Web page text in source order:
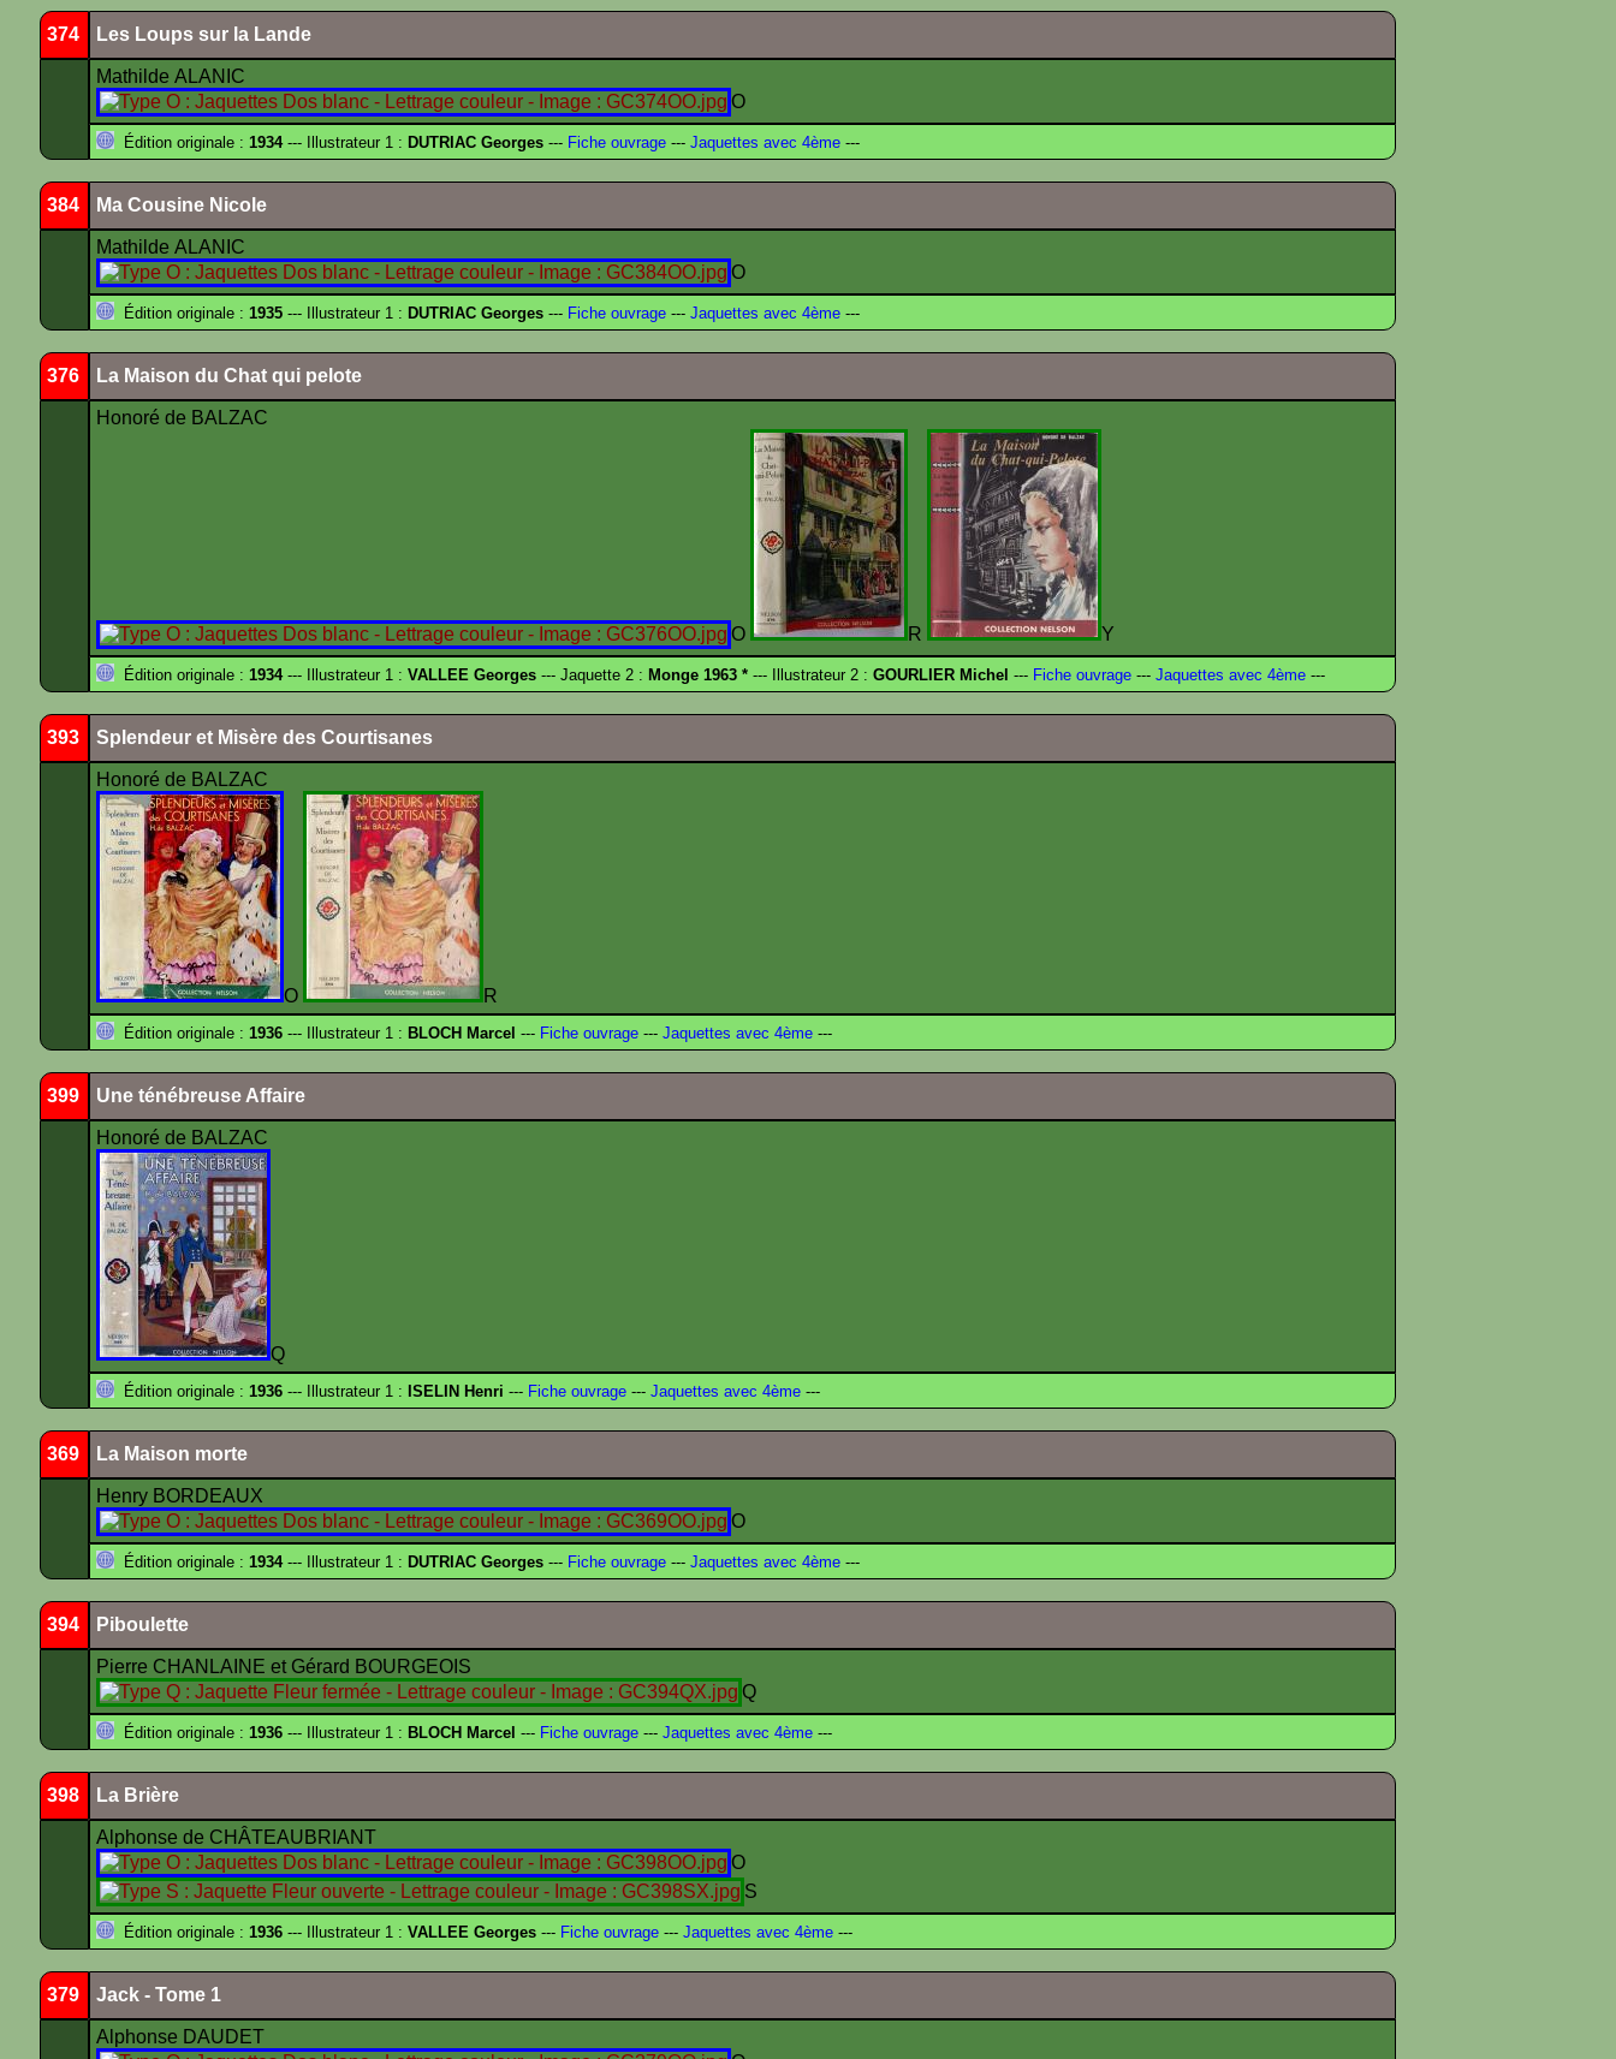
374 Les Loups sur la Lande
Mathilde ALANIC
O
Édition originale : 1934--- Illustrateur 1 : DUTRIAC Georges --- Fiche ouvrage --- Jaquettes avec 4ème ---
384 Ma Cousine Nicole
Mathilde ALANIC
O
Édition originale : 1935 --- Illustrateur 1 : DUTRIAC Georges --- Fiche ouvrage --- Jaquettes avec 4ème ---
376 La Maison du Chat qui pelote
Honoré de BALZAC
O R Y
Édition originale : 1934--- Illustrateur 1 : VALLEE Georges --- Jaquette 2 : Monge 1963 * --- Illustrateur 2 : GOURLIER Michel --- Fiche ouvrage --- Jaquettes avec 4ème ---
393 Splendeur et Misère des Courtisanes
Honoré de BALZAC
O R
Édition originale : 1936 --- Illustrateur 1 : BLOCH Marcel --- Fiche ouvrage --- Jaquettes avec 4ème ---
399 Une ténébreuse Affaire
Honoré de BALZAC
Q
Édition originale : 1936 --- Illustrateur 1 : ISELIN Henri --- Fiche ouvrage --- Jaquettes avec 4ème ---
369 La Maison morte
Henry BORDEAUX
O
Édition originale : 1934--- Illustrateur 1 : DUTRIAC Georges --- Fiche ouvrage --- Jaquettes avec 4ème ---
394 Piboulette
Pierre CHANLAINE et Gérard BOURGEOIS
Q
Édition originale : 1936 --- Illustrateur 1 : BLOCH Marcel --- Fiche ouvrage --- Jaquettes avec 4ème ---
398 La Brière
Alphonse de CHÂTEAUBRIANT
O
S
Édition originale : 1936 --- Illustrateur 1 : VALLEE Georges --- Fiche ouvrage --- Jaquettes avec 4ème ---
379 Jack - Tome 1
Alphonse DAUDET